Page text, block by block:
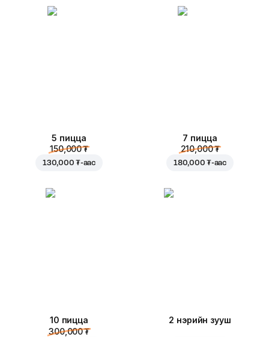
5 пицца
150,000 ₮
130,000 ₮-аас
7 пицца
210,000 ₮
180,000 ₮-аас
10 пицца
300,000 ₮
2 нэрийн зууш